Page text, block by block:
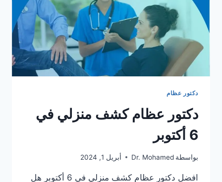
دكتور عظام
دكتور عظام كشف منزلي في
6 أكتوبر
بواسطة Dr. Mohamed أبريل 1, 2024
افضل دكتور عظام كشف منزلي في 6 أكتوبر هل